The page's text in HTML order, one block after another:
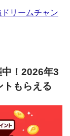
リームチャン
！2026年3
トもらえる